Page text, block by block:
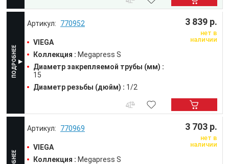
770952
VIEGA
Коллекция : Megapress S
Диаметр закрепляемой трубы (мм) :
15
Диаметр резьбы (дюйм) : 1/2
3 839 р.
нет в
наличии
770969
VIEGA
Коллекция : Megapress S
3 703 р.
нет в
наличии